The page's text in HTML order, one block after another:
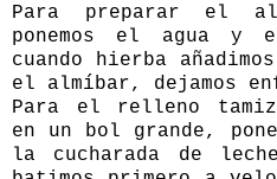
Para preparar el
ponemos el agua y
cuando hierba
el almíbar, dejamos
Para el relleno
en un bol grande,
la cucharada de